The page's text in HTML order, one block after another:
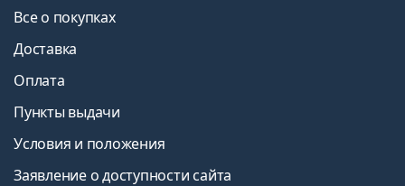
Все о покупках
Доставка
Оплата
Пункты выдачи
Условия и положения
Заявление о доступности сайта